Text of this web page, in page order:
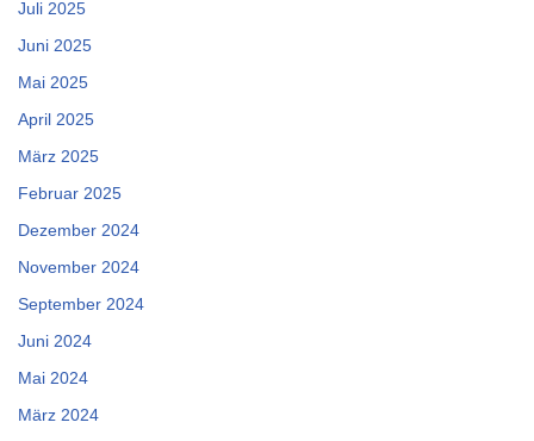
Juli 2025
Juni 2025
Mai 2025
April 2025
März 2025
Februar 2025
Dezember 2024
November 2024
September 2024
Juni 2024
Mai 2024
März 2024